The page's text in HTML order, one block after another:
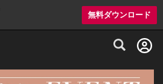
無料ダウンロード
グルメ情報・プレミアムレストラン予約